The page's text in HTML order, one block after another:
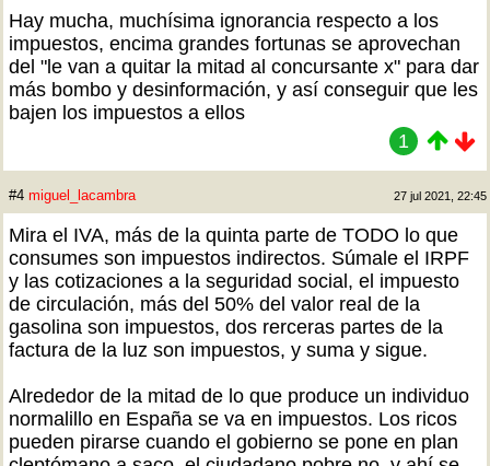
Hay mucha, muchísima ignorancia respecto a los
impuestos, encima grandes fortunas se aprovechan
del "le van a quitar la mitad al concursante x" para dar
más bombo y desinformación, y así conseguir que les
bajen los impuestos a ellos
1
#4 miguel_lacambra 27 jul 2021, 22:45
Mira el IVA, más de la quinta parte de TODO lo que
consumes son impuestos indirectos. Súmale el IRPF
y las cotizaciones a la seguridad social, el impuesto
de circulación, más del 50% del valor real de la
gasolina son impuestos, dos rerceras partes de la
factura de la luz son impuestos, y suma y sigue.
Alrededor de la mitad de lo que produce un individuo
normalillo en España se va en impuestos. Los ricos
pueden pirarse cuando el gobierno se pone en plan